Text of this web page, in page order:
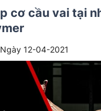
cơ cầu vai tại
Ngày 12-04-2021